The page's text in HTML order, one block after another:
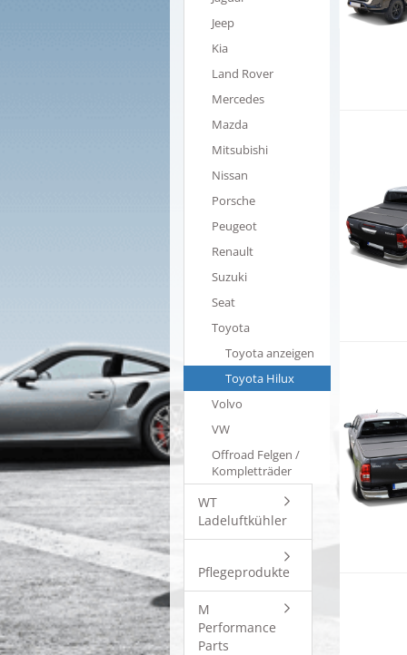
Jeep
Kia
Land Rover
Mercedes
Mazda
Mitsubishi
Nissan
Porsche
Peugeot
Renault
Suzuki
Seat
Toyota
Toyota anzeigen
Toyota Hilux
Volvo
VW
Offroad Felgen /
Kompletträder
WT
Ladeluftkühler
Pflegeprodukte
M
Performance
Parts